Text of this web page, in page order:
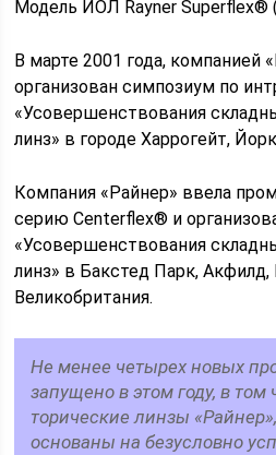
Модель ИОЛ Rayner Superflex®
В марте 2001 года, компанией
организован симпозиум по
«Усовершенствования
линз» в городе Харрогейт,
Компания «Райнер» ввела
серию Centerflex® и
«Усовершенствования
линз» в Бакстед Парк,
Великобритания.
Не менее четырех новых
запущено в этом году, в
торические линзы
основаны на безусловно